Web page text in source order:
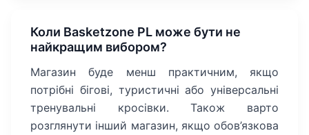
Коли Basketzone PL може бути не
найкращим вибором?
Магазин буде менш практичним, якщо
потрібні бігові, туристичні або універсальні
тренувальні кросівки. Також варто
розглянути інший магазин, якщо обов’язкова